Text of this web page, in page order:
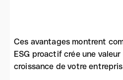
Ces avantages montrent
ESG proactif crée une
croissance de votre